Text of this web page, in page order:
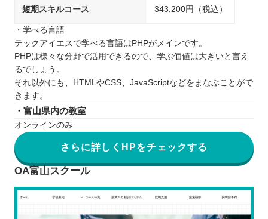
短期スキルコース 343,200円（税込）
・学べる言語
テックアイエスで学べる言語はPHPがメインです。
PHPは様々な分野で活用できるので、学ぶ価値は大きいと言え
るでしょう。
それ以外にも、HTMLやCSS、JavaScriptなどをまなぶことがで
きます。
・富山県内の教室
オンラインのみ
さらに詳しくHPをチェックする
OA富山スクール